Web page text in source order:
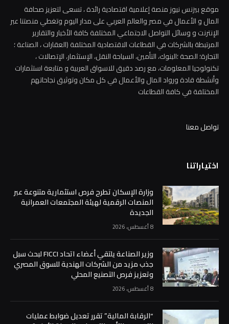
التجارة؛ الصحة ؛البنوك، التأمين، السياحة النقل، الإستثمار، الإتصالات ،
تكنولوجيا المعلومات، مع رصد دقيق للاسواق العربية و متابعة استثمارات
وأنشطة قادة ورواد المال والأعمال في كل مكان وتوثيق نجاحاتهم
المختلفة في كافة القطاعات
تواصل معنا
وزير الصناعة يلتقي أعضاء اتحاد FICCI لبحث سبل
جذب مزيد من الشركات الهندية للسوق المصري
وتعزيز فرص التصنيع المحلي
8 أغسطس، 2026
“الرقابة المالية” تقرر تعديل ضوابط عمليات
التخصيم والتأجير التمويلي بالعملة الأجنبية
8 أغسطس، 2026